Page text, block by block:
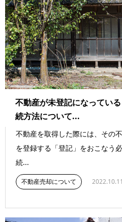
不動産が未登記になってい
続方法について...
不動産を取得した際には、その
を登録する「登記」をおこなう
続...
不動産売却について 2022.10.11